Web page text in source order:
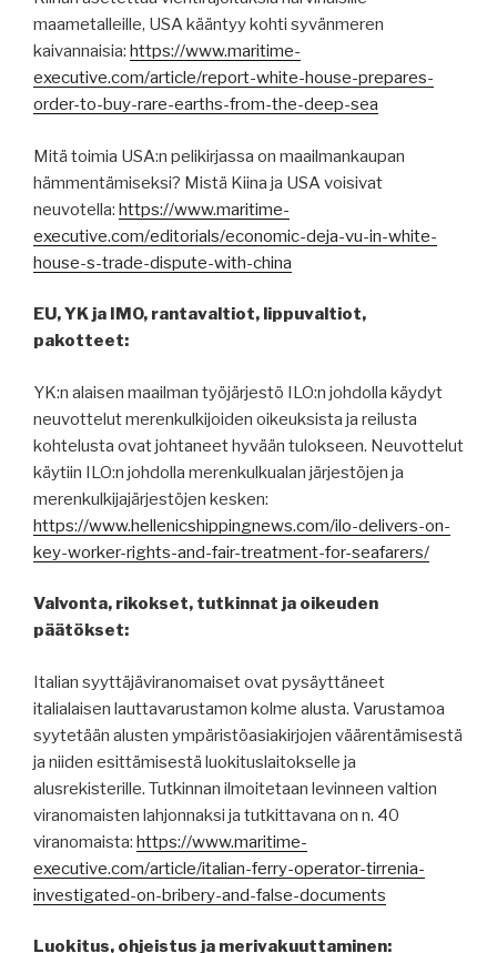
maametalleille, USA kääntyy kohti syvänmeren
kaivannaisia: https://www.maritime-
executive.com/article/report-white-house-prepares-
order-to-buy-rare-earths-from-the-deep-sea
Mitä toimia USA:n pelikirjassa on maailmankaupan
hämmentämiseksi? Mistä Kiina ja USA voisivat
neuvotella: https://www.maritime-
executive.com/editorials/economic-deja-vu-in-white-
house-s-trade-dispute-with-china
EU, YK ja IMO, rantavaltiot, lippuvaltiot,
pakotteet:
YK:n alaisen maailman työjärjestö ILO:n johdolla käydyt
neuvottelut merenkulkijoiden oikeuksista ja reilusta
kohtelusta ovat johtaneet hyvään tulokseen. Neuvottelut
käytiin ILO:n johdolla merenkulkualan järjestöjen ja
merenkulkijajärjestöjen kesken:
https://www.hellenicshippingnews.com/ilo-delivers-on-
key-worker-rights-and-fair-treatment-for-seafarers/
Valvonta, rikokset, tutkinnat ja oikeuden
päätökset:
Italian syyttäjäviranomaiset ovat pysäyttäneet
italialaisen lauttavarustamon kolme alusta. Varustamoa
syytetään alusten ympäristöasiakirjojen väärentämisestä
ja niiden esittämisestä luokituslaitokselle ja
alusrekisterille. Tutkinnan ilmoitetaan levinneen valtion
viranomaisten lahjonnaksi ja tutkittavana on n. 40
viranomaista: https://www.maritime-
executive.com/article/italian-ferry-operator-tirrenia-
investigated-on-bribery-and-false-documents
Luokitus, ohjeistus ja merivakuuttaminen: